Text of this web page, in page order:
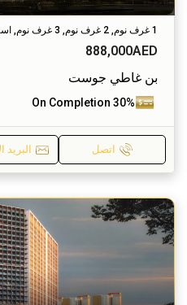
1 غرف نوم, 2 غرف نوم, 3 غرف نوم, استوديو
888,000AED
بن غاطي جوست
30% On Completion
اتصل البريد